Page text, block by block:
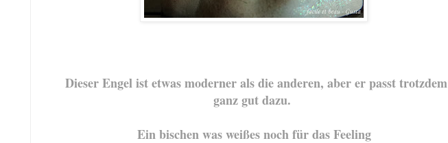
Dieser Engel ist etwas moderner als die anderen, aber er passt trotzdem
ganz gut dazu.
Ein bischen was weißes noch für das Feeling